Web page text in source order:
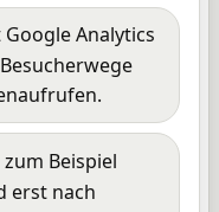
Analytics
Beispiel
erst nach